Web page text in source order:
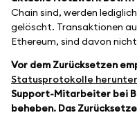
Chain sind, werden
gelöscht. Transaktionen
Ethereum, sind davon
Vor dem Zurücksetzen
Statusprotokolle
Support-Mitarbeiter bei
beheben. Das